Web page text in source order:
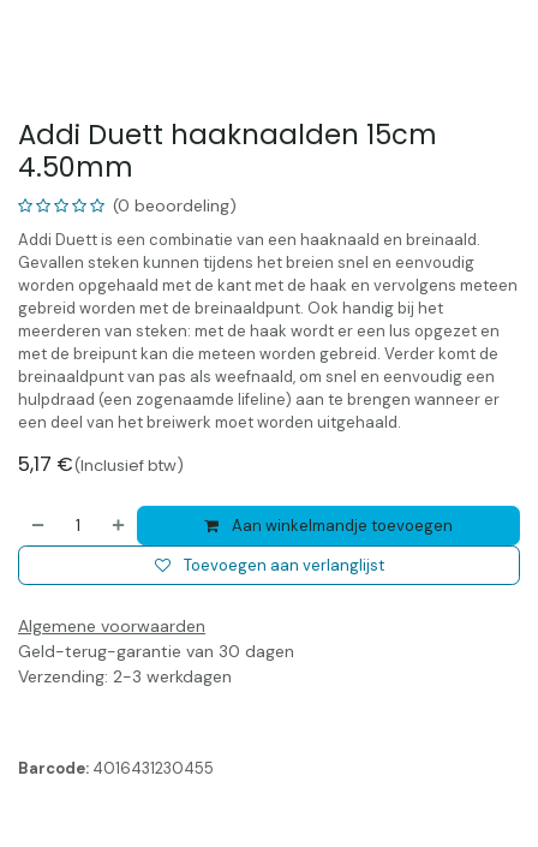
Addi Duett haaknaalden 15cm
4.50mm
(0 beoordeling)
Addi Duett is een combinatie van een haaknaald en breinaald.
Gevallen steken kunnen tijdens het breien snel en eenvoudig
worden opgehaald met de kant met de haak en vervolgens meteen
gebreid worden met de breinaaldpunt. Ook handig bij het
meerderen van steken: met de haak wordt er een lus opgezet en
met de breipunt kan die meteen worden gebreid. Verder komt de
breinaaldpunt van pas als weefnaald, om snel en eenvoudig een
hulpdraad (een zogenaamde lifeline) aan te brengen wanneer er
een deel van het breiwerk moet worden uitgehaald.
5,17 €(Inclusief btw)
Aan winkelmandje toevoegen
Toevoegen aan verlanglijst
Algemene voorwaarden
Geld-terug-garantie van 30 dagen
Verzending: 2-3 werkdagen
Barcode: 4016431230455